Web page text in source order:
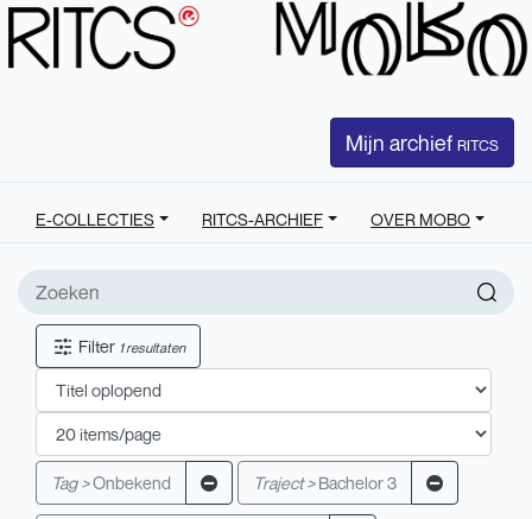
Mijn archief RITCS
E-COLLECTIES RITCS-ARCHIEF OVER MOBO
Filter 1 resultaten
Tag >Onbekend Traject > Bachelor 3